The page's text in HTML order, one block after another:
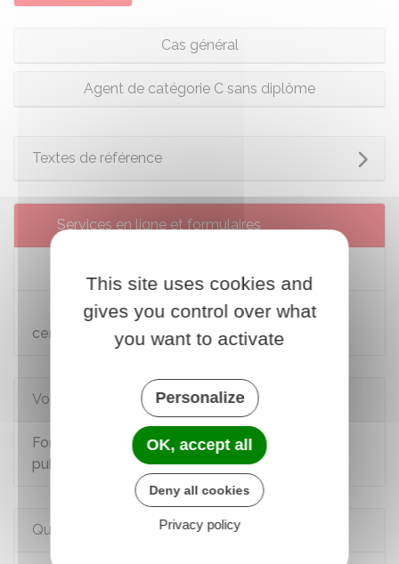
Cas général
Agent de catégorie C sans diplôme
Textes de référence
Services en ligne et formulaires
Consultation du répertoire national des
certifications professionnelles (RNCP)
Voir aussi
Formation professionnelle dans la fonction
publique
Questions ? Réponses !
This site uses cookies and
gives you control over what
you want to activate
Personalize
OK, accept all
Deny all cookies
Privacy policy